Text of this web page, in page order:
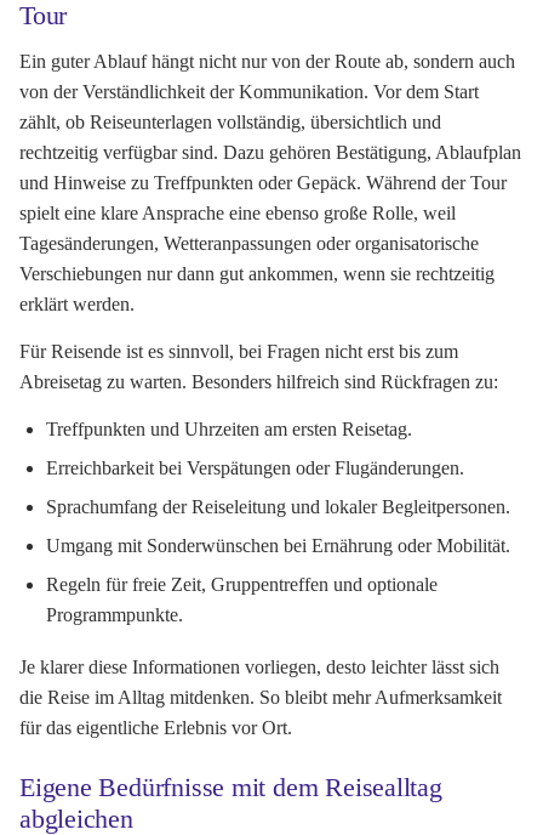
Tour
Ein guter Ablauf hängt nicht nur von der Route ab, sondern auch
von der Verständlichkeit der Kommunikation. Vor dem Start
zählt, ob Reiseunterlagen vollständig, übersichtlich und
rechtzeitig verfügbar sind. Dazu gehören Bestätigung, Ablaufplan
und Hinweise zu Treffpunkten oder Gepäck. Während der Tour
spielt eine klare Ansprache eine ebenso große Rolle, weil
Tagesänderungen, Wetteranpassungen oder organisatorische
Verschiebungen nur dann gut ankommen, wenn sie rechtzeitig
erklärt werden.
Für Reisende ist es sinnvoll, bei Fragen nicht erst bis zum
Abreisetag zu warten. Besonders hilfreich sind Rückfragen zu:
Treffpunkten und Uhrzeiten am ersten Reisetag.
Erreichbarkeit bei Verspätungen oder Flugänderungen.
Sprachumfang der Reiseleitung und lokaler Begleitpersonen.
Umgang mit Sonderwünschen bei Ernährung oder Mobilität.
Regeln für freie Zeit, Gruppentreffen und optionale
Programmpunkte.
Je klarer diese Informationen vorliegen, desto leichter lässt sich
die Reise im Alltag mitdenken. So bleibt mehr Aufmerksamkeit
für das eigentliche Erlebnis vor Ort.
Eigene Bedürfnisse mit dem Reisealltag
abgleichen